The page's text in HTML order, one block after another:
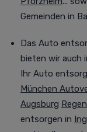
Gemeinden in
Das Auto
bieten wir auch
Ihr Auto
München
Augsburg
entsorgen in